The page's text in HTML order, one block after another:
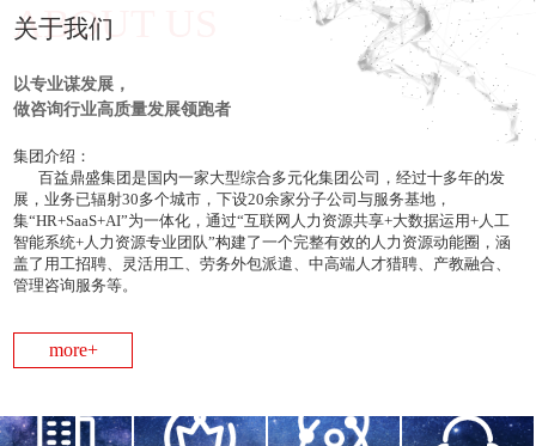
ABOUT US
关于我们
以专业谋发展，
做咨询行业高质量发展领跑者
集团介绍：
百益鼎盛集团是国内一家大型综合多元化集团公司，经过十多年的发
展，业务已辐射30多个城市，下设20余家分子公司与服务基地，
集“HR+SaaS+AI”为一体化，通过“互联网人力资源共享+大数据运用+人工
智能系统+人力资源专业团队”构建了一个完整有效的人力资源动能圈，涵
盖了用工招聘、灵活用工、劳务外包派遣、中高端人才猎聘、产教融合、
管理咨询服务等。
more+